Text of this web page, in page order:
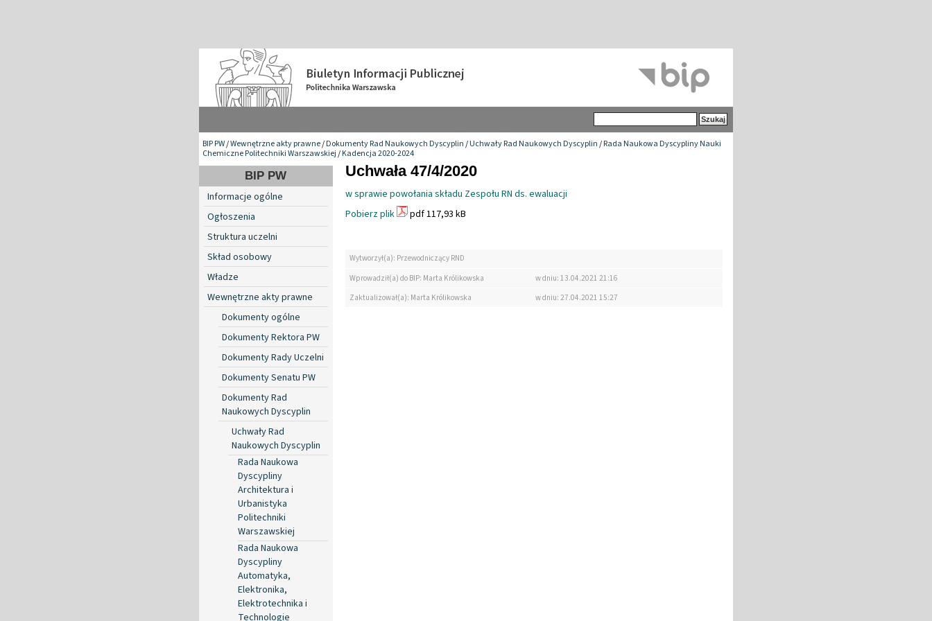
BIP PW/Wewnętrzne akty prawne/Dokumenty Rad Naukowych Dyscyplin/Uchwały Rad Naukowych Dyscyplin/Rada Naukowa Dyscypliny Nauki
Chemiczne Politechniki Warszawskiej/Kadencja 2020-2024
BIP PW
Informacje ogólne
Ogłoszenia
Struktura uczelni
Skład osobowy
Władze
Wewnętrzne akty prawne
Dokumenty ogólne
Dokumenty Rektora PW
Dokumenty Rady Uczelni
Dokumenty Senatu PW
Dokumenty Rad
Naukowych Dyscyplin
Uchwały Rad
Naukowych Dyscyplin
Rada Naukowa
Dyscypliny
Architektura i
Urbanistyka
Politechniki
Warszawskiej
Rada Naukowa
Dyscypliny
Automatyka,
Elektronika,
Elektrotechnika i
Technologie
Uchwała 47/4/2020
w sprawie powołania składu Zespołu RN ds. ewaluacji
Pobierz plik
pdf 117,93 kB
Wytworzył(a): Przewodniczący RND
Wprowadził(a) do BIP: Marta Królikowska
w dniu: 13.04.2021 21:16
Zaktualizował(a): Marta Królikowska
w dniu: 27.04.2021 15:27